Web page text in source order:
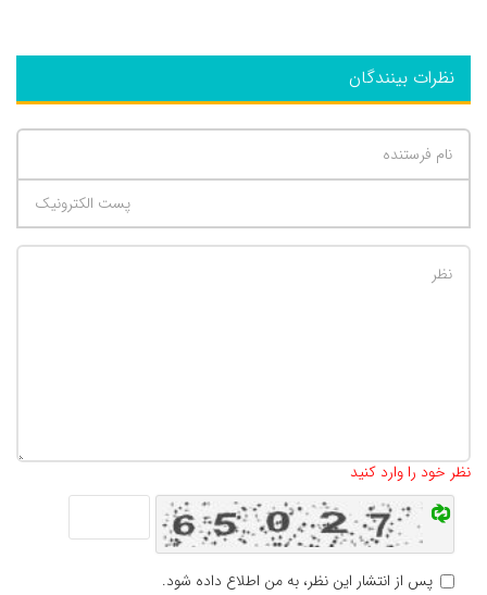
نظرات بینندگان
نظر خود را وارد کنید
پس از انتشار این نظر، به من اطلاع داده شود.